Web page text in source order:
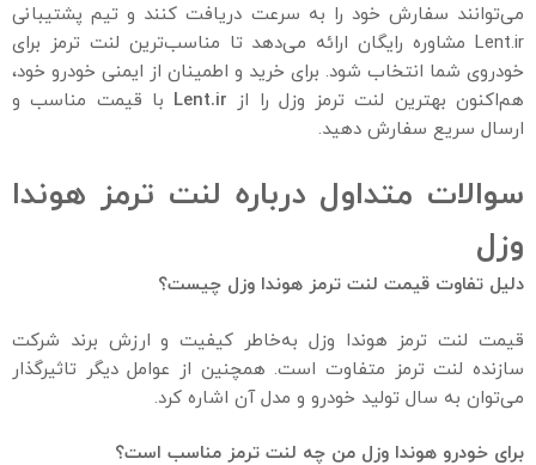
می‌توانند سفارش خود را به سرعت دریافت کنند و تیم پشتیبانی
Lent.ir مشاوره رایگان ارائه می‌دهد تا مناسب‌ترین لنت ترمز برای
خودروی شما انتخاب شود. برای خرید و اطمینان از ایمنی خودرو خود،
هم‌اکنون بهترین لنت ترمز وزل را از Lent.ir با قیمت مناسب و
ارسال سریع سفارش دهید.
سوالات متداول درباره لنت ترمز هوندا
وزل
دلیل تفاوت قیمت لنت ترمز هوندا وزل چیست؟
قیمت لنت ترمز هوندا وزل به‌خاطر کیفیت و ارزش برند شرکت
سازنده لنت ترمز متفاوت است. همچنین از عوامل دیگر تاثیر‌گذار
می‌توان به سال تولید خودرو و مدل آن اشاره کرد.
برای خودرو هوندا وزل من چه لنت ترمز مناسب است؟